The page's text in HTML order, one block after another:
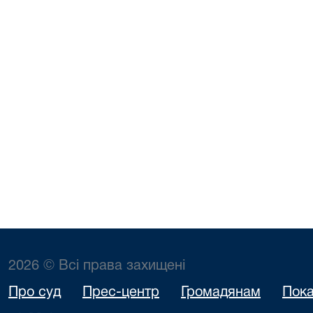
2026 © Всі права захищені
Про суд Прес-центр Громадянам